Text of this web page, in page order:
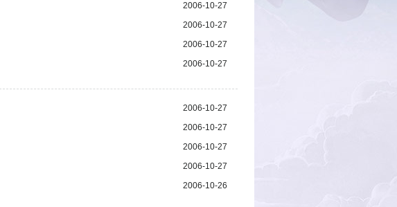
2006-10-27
2006-10-27
2006-10-27
2006-10-27
2006-10-27
2006-10-27
2006-10-27
2006-10-27
2006-10-26